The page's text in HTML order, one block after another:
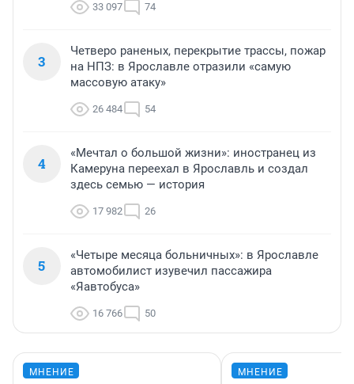
33 097 74
3
Четверо раненых, перекрытие трассы, пожар
на НПЗ: в Ярославле отразили «самую
массовую атаку»
26 484 54
4
«Мечтал о большой жизни»: иностранец из
Камеруна переехал в Ярославль и создал
здесь семью — история
17 982 26
5
«Четыре месяца больничных»: в Ярославле
автомобилист изувечил пассажира
«Яавтобуса»
16 766 50
МНЕНИЕ МНЕНИЕ